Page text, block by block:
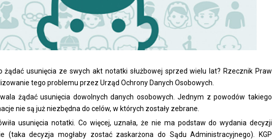
żądać usunięcia ze swych akt notatki służbowej sprzed wielu lat? Rzecznik Praw
tego problemu przez Urząd Ochrony Danych Osobowych.
żądać usunięcia dowolnych danych osobowych. Jednym z powodów takiego
nie są już niezbędna do celów, w których zostały zebrane.
usunięcia notatki. Co więcej, uznała, że nie ma podstaw do wydania decyzji
(taka decyzja mogłaby zostać zaskarżona do Sądu Administracyjnego). KGP